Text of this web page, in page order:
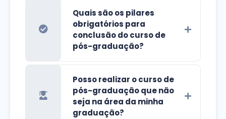
Quais são os pilares
obrigatórios para
conclusão do curso de
pós-graduação?
Posso realizar o curso de
pós-graduação que não
seja na área da minha
graduação?